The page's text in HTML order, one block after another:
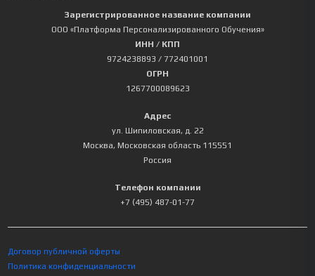
Зарегистрированное название компании
ООО «Платформа Персонализированного Обучения»
ИНН / КПП
9724238893 / 772401001
ОГРН
1267700089623
Адрес
ул. Шипиловская, д. 22
Москва, Московская область 115551
Россия
Телефон компании
+7 (495) 487-01-77
Договор публичной оферты
Политика конфиденциальности